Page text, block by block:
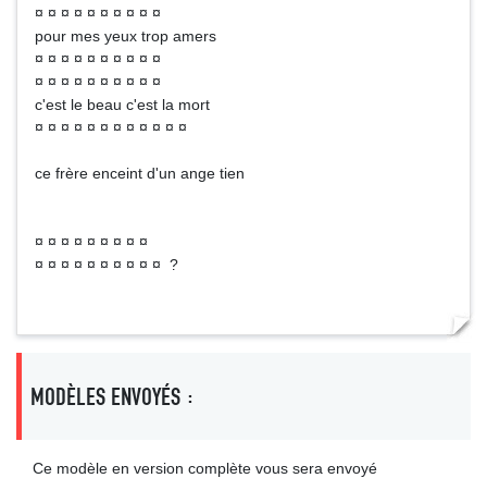
¤ ¤ ¤ ¤ ¤ ¤ ¤ ¤ ¤ ¤
pour mes yeux trop amers
¤ ¤ ¤ ¤ ¤ ¤ ¤ ¤ ¤ ¤
¤ ¤ ¤ ¤ ¤ ¤ ¤ ¤ ¤ ¤
c'est le beau c'est la mort
¤ ¤ ¤ ¤ ¤ ¤ ¤ ¤ ¤ ¤ ¤ ¤
ce frère enceint d'un ange tien
¤ ¤ ¤ ¤ ¤ ¤ ¤ ¤ ¤
¤ ¤ ¤ ¤ ¤ ¤ ¤ ¤ ¤ ¤ ?
MODÈLES ENVOYÉS :
Ce modèle en version complète vous sera envoyé